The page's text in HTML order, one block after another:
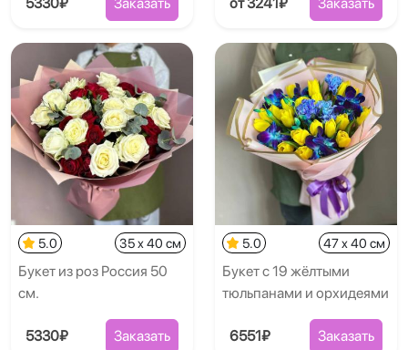
5.0 35 x 40 см
Букет из роз Россия 50
см.
5330₽ Заказать
5.0 47 x 40 см
Букет с 19 жёлтыми
тюльпанами и орхидеями
6551₽ Заказать